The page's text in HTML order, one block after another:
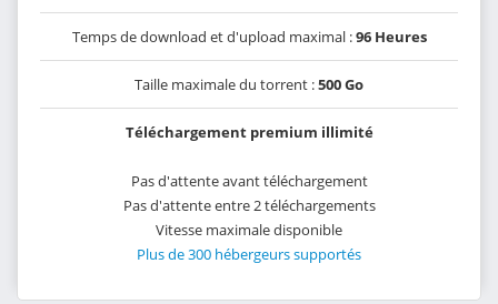
Temps de download et d'upload maximal :96 Heures
Taille maximale du torrent :500 Go
Téléchargement premium illimité
Pas d'attente avant téléchargement
Pas d'attente entre 2 téléchargements
Vitesse maximale disponible
Plus de 300 hébergeurs supportés